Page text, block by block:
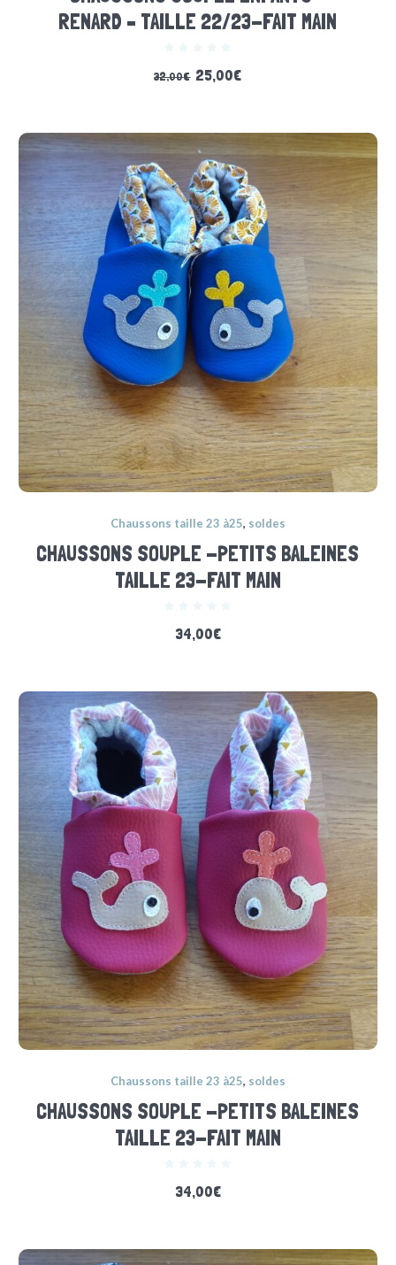
RENARD – TAILLE 22/23-FAIT MAIN
32,00€ 25,00€
Chaussons taille 23 à25, soldes
CHAUSSONS SOUPLE -PETITS BALEINES
TAILLE 23-FAIT MAIN
34,00€
Chaussons taille 23 à25, soldes
CHAUSSONS SOUPLE -PETITS BALEINES
TAILLE 23-FAIT MAIN
34,00€